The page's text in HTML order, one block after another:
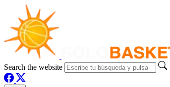
Search the website